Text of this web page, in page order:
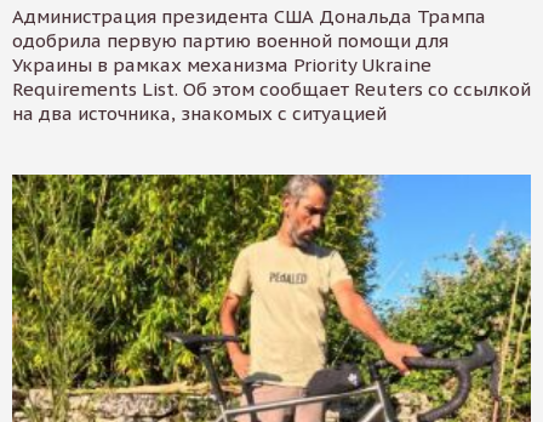
Администрация президента США Дональда Трампа
одобрила первую партию военной помощи для
Украины в рамках механизма Priority Ukraine
Requirements List. Об этом сообщает Reuters со ссылкой
на два источника, знакомых с ситуацией